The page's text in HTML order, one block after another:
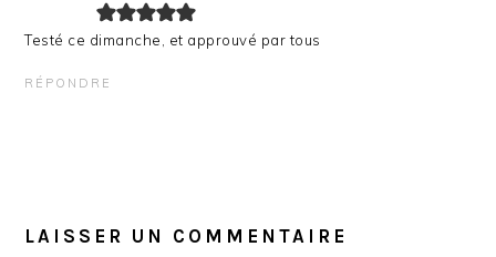
Testé ce dimanche, et approuvé par tous
RÉPONDRE
LAISSER UN COMMENTAIRE